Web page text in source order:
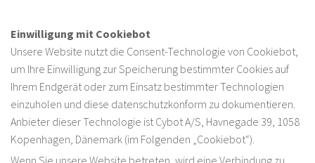
Einwilligung mit Cookiebot
Unsere Website nutzt die Consent-Technologie von Cookiebot,
um Ihre Einwilligung zur Speicherung bestimmter Cookies auf
Ihrem Endgerät oder zum Einsatz bestimmter Technologien
einzuholen und diese datenschutzkonform zu dokumentieren.
Anbieter dieser Technologie ist Cybot A/S, Havnegade 39, 1058
Kopenhagen, Dänemark (im Folgenden „Cookiebot“).
Wenn Sie unsere Website betreten, wird eine Verbindung zu